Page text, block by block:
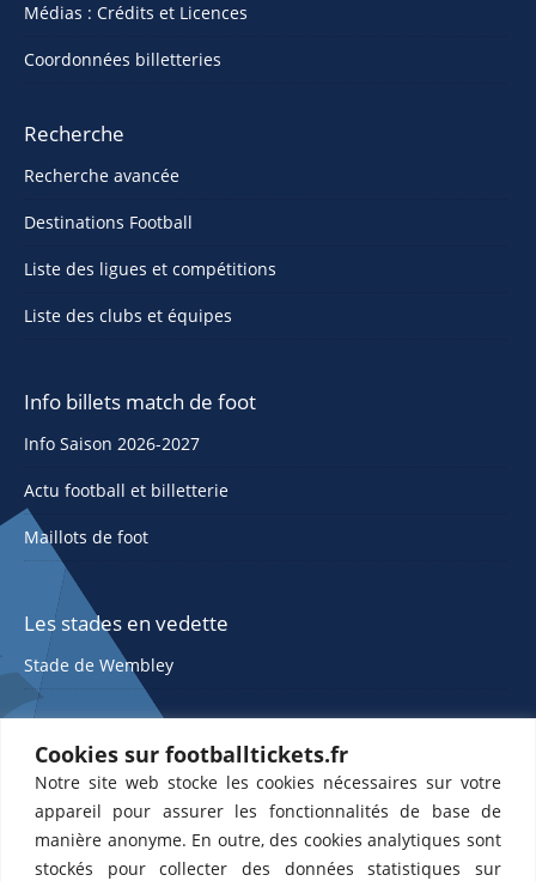
Cookies sur footballtickets.fr
Notre site web stocke les cookies nécessaires sur votre
appareil pour assurer les fonctionnalités de base de
manière anonyme. En outre, des cookies analytiques sont
stockés pour collecter des données statistiques sur
Médias : Crédits et Licences
Coordonnées billetteries
Recherche
Recherche avancée
Destinations Football
Liste des ligues et compétitions
Liste des clubs et équipes
Info billets match de foot
Info Saison 2026-2027
Actu football et billetterie
Maillots de foot
Les stades en vedette
Stade de Wembley